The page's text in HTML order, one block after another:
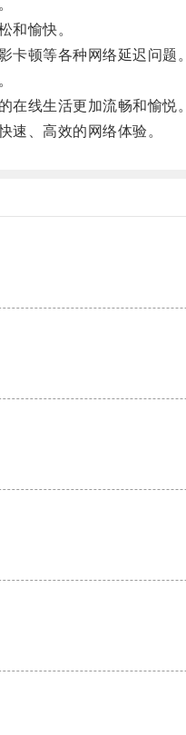
和愉快。
顿等各种网络延迟问题。
线生活更加流畅和愉悦。
、高效的网络体验。